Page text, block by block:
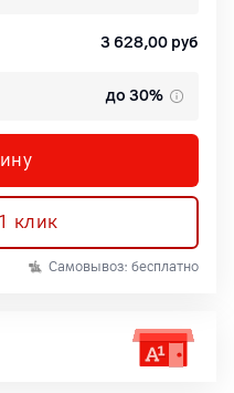
3 628,00 руб
до 30%
клик
Самовывоз: бесплатно